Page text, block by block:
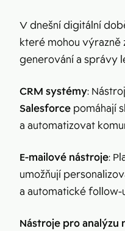
V dnešní digitální
které mohou
generování a správy
CRM systémy:
Salesforce pomáhají
a automatizovat
E-mailové nástroje:
umožňují
a automatické follow-
Nástroje pro analýzu